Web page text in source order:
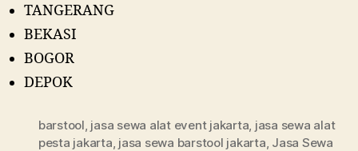
TANGERANG
BEKASI
BOGOR
DEPOK
barstool, jasa sewa alat event jakarta, jasa sewa alat
pesta jakarta, jasa sewa barstool jakarta, Jasa Sewa